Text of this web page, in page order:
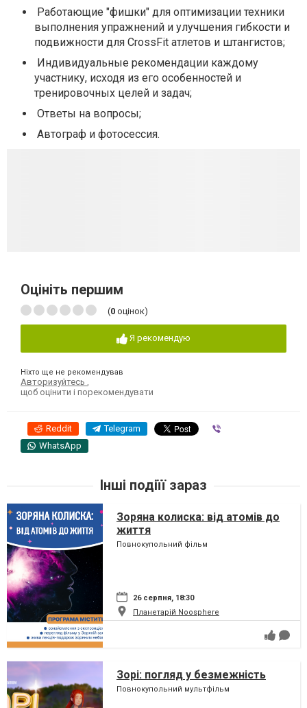
Работающие "фишки" для оптимизации техники
выполнения упражнений и улучшения гибкости и
подвижности для CrossFit атлетов и штангистов;
Индивидуальные рекомендации каждому
участнику, исходя из его особенностей и
тренировочных целей и задач;
Ответы на вопросы;
Автограф и фотосессия.
Оцініть першим
(0 оцінок)
Я рекомендую
Ніхто ще не рекомендував
Авторизуйтесь
щоб оцінити і порекомендувати
Reddit Telegram
WhatsApp
Інші подіїї зараз
Зоряна колиска: від атомів до
життя
Повнокупольний фільм
26 серпня, 18:30
Планетарій Noosphere
Зорі: погляд у безмежність
Повнокупольний мультфільм